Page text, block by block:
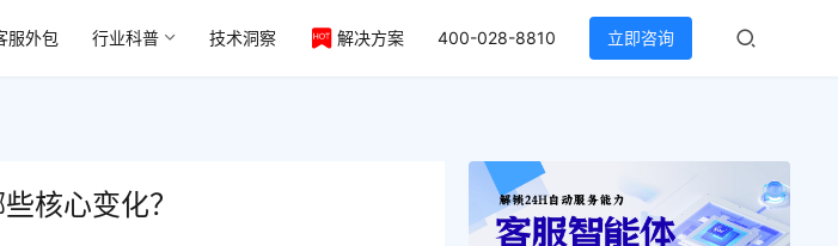
服外包 行业科普 技术洞察 解决方案 400-028-8810 立即咨询
核心变化？